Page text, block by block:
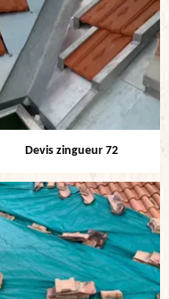
Devis zingueur 72